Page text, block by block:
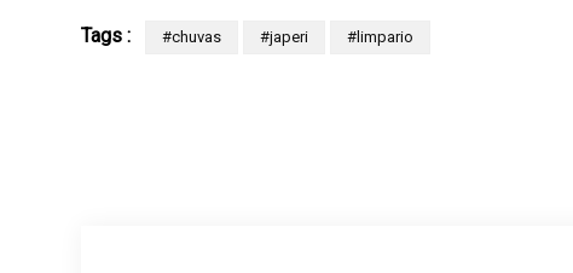
Tags : #chuvas #japeri #limpario